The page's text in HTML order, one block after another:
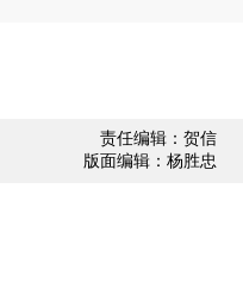
责任编辑：贺信
版面编辑：杨胜忠